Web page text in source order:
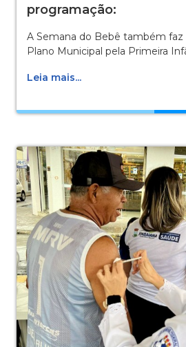
programação:
A Semana do Bebê também faz
Plano Municipal pela Primeira
Leia mais...